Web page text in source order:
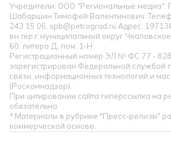
Учредители: ООО "Региональные медиа".
Шабаршин Тимофей Валентинович.
243 15 06, spb@petrograd.ru Адрес:
вн.тер.г.муниципальный округ
60, литера Д, пом. 1-Н
Регистрационный номер ЭЛ № ФС 77 -
зарегистрирован Федеральной службой
связи, информационных технологий и
(Роскомнадзор).
При цитировании сайта гиперссылка на
обязательна.
* Материалы в рубрике "Пресс-релизы"
коммерческой основе.